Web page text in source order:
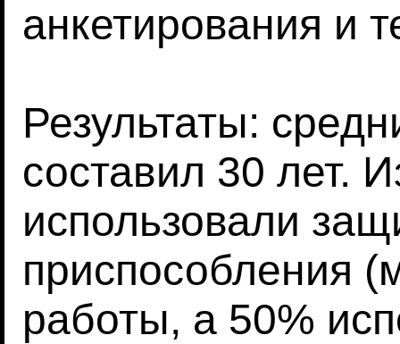
анкетирования и
Результаты:
составил 30 лет.
использовали
приспособления
работы, а 50%